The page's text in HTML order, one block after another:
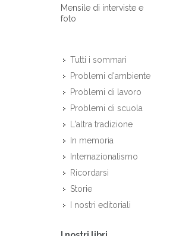
Mensile di interviste e
foto
Tutti i sommari
Problemi d'ambiente
Problemi di lavoro
Problemi di scuola
L'altra tradizione
In memoria
Internazionalismo
Ricordarsi
Storie
I nostri editoriali